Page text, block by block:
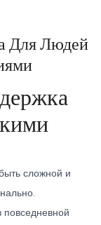
Для Людей
сложной и
повседневной